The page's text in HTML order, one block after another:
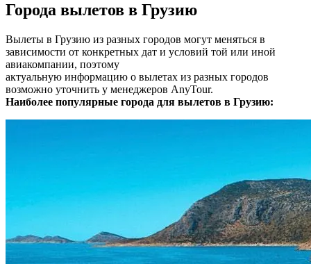
Города вылетов в Грузию
Вылеты в Грузию из разных городов могут меняться в
зависимости от конкретных дат и условий той или иной
авиакомпании, поэтому
актуальную информацию о вылетах из разных городов
возможно уточнить у менеджеров AnyTour.
Наиболее популярные города для вылетов в Грузию: